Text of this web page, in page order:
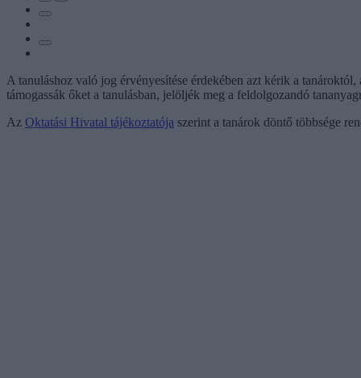
A tanuláshoz való jog érvényesítése érdekében azt kérik a
támogassák őket a tanulásban, jelöljék meg a feldolgozandó
Az Oktatási Hivatal tájékoztatója szerint a tanárok döntő többsége